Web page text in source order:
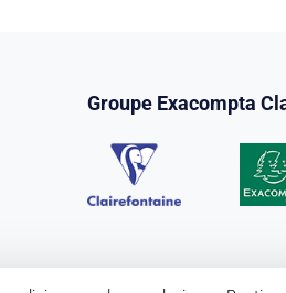
Groupe Exacompta